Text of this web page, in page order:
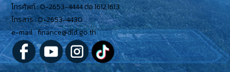
โทรศัพท์ : 0-2653-4444 ต่อ 1612,1613
โทรสาร : 0-2653-4430
e-mail : finance@dld.go.th